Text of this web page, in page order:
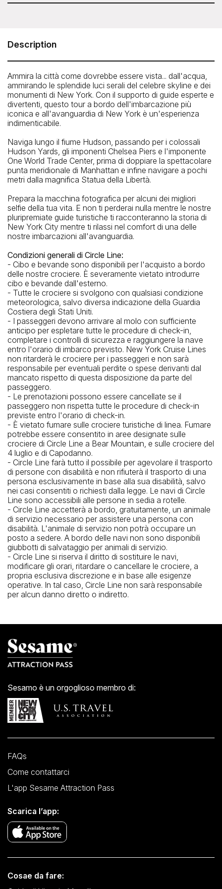
Avenue, New York, NY 10036
Telefono: 212-563-3200
Description
Ammira la città come dovrebbe essere vista... dall'acqua,
ammirando le splendide luci serali del celebre skyline e dei
monumenti di New York. Con il supporto di guide esperte e
divertenti, questo tour a bordo dell'imbarcazione più
iconica e all'avanguardia di New York è un'esperienza
indimenticabile.
Naviga lungo il fiume Hudson, passando per i colossali
Hudson Yards, gli imponenti Chelsea Piers e l'imponente
One World Trade Center, prima di doppiare la spettacolare
punta meridionale di Manhattan e infine navigare a pochi
metri dalla magnifica Statua della Libertà.
Prepara la macchina fotografica per alcuni dei migliori
selfie della tua vita. E non ti perderai nulla mentre le nostre
pluripremiate guide turistiche ti racconteranno la storia di
New York City mentre ti rilassi nel comfort di una delle
nostre imbarcazioni all'avanguardia.
Condizioni generali di Circle Line:
- Cibo e bevande sono disponibili per l'acquisto a bordo
delle nostre crociere. È severamente vietato introdurre
cibo e bevande dall'esterno.
- Tutte le crociere si svolgono con qualsiasi condizione
meteorologica, salvo diversa indicazione della Guardia
Costiera degli Stati Uniti.
- I passeggeri devono arrivare al molo con sufficiente
anticipo per espletare tutte le procedure di check-in,
completare i controlli di sicurezza e raggiungere la nave
entro l'orario di imbarco previsto. New York Cruise Lines
non ritarderà le crociere per i passeggeri e non sarà
responsabile per eventuali perdite o spese derivanti dal
mancato rispetto di questa disposizione da parte del
passeggero.
- Le prenotazioni possono essere cancellate se il
passeggero non rispetta tutte le procedure di check-in
previste entro l'orario di check-in.
- È vietato fumare sulle crociere turistiche di linea. Fumare
potrebbe essere consentito in aree designate sulle
crociere di Circle Line a Bear Mountain, e sulle crociere del
4 luglio e di Capodanno.
- Circle Line farà tutto il possibile per agevolare il trasporto
di persone con disabilità e non rifiuterà il trasporto di una
persona esclusivamente in base alla sua disabilità, salvo
nei casi consentiti o richiesti dalla legge. Le navi di Circle
Line sono accessibili alle persone in sedia a rotelle.
- Circle Line accetterà a bordo, gratuitamente, un animale
di servizio necessario per assistere una persona con
disabilità. L'animale di servizio non potrà occupare un
posto a sedere. A bordo delle navi non sono disponibili
giubbotti di salvataggio per animali di servizio.
- Circle Line si riserva il diritto di sostituire le navi,
modificare gli orari, ritardare o cancellare le crociere, a
propria esclusiva discrezione e in base alle esigenze
operative. In tal caso, Circle Line non sarà responsabile
per alcun danno diretto o indiretto.
Sesamo è un orgoglioso membro di:
FAQs
Come contattarci
L'app Sesame Attraction Pass
Scarica l’app:
Cosae da fare: